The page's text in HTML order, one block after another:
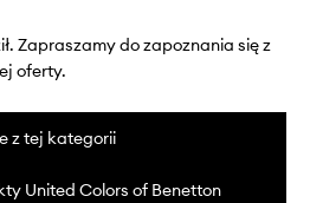
Zapraszamy do zapoznania się z
oferty.
z tej kategorii
United Colors of Benetton